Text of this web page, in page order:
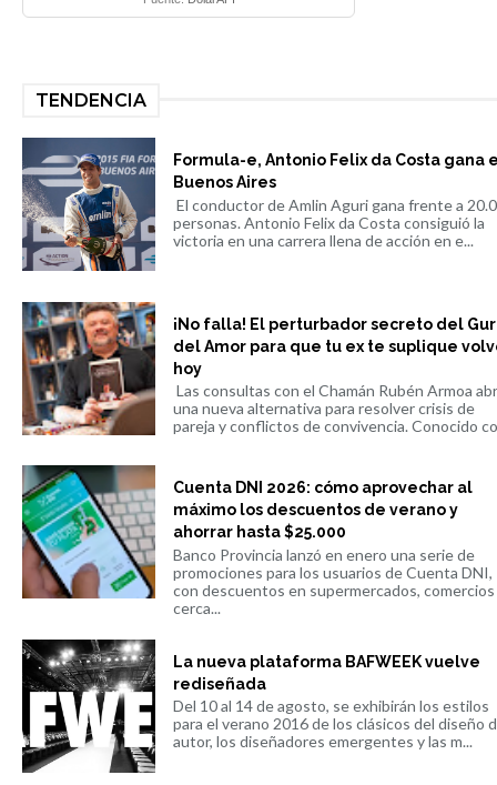
TENDENCIA
Formula-e, Antonio Felix da Costa gana
Buenos Aires
El conductor de Amlin Aguri gana frente a
personas. Antonio Felix da Costa consiguió la
victoria en una carrera llena de acción en e...
¡No falla! El perturbador secreto del
del Amor para que tu ex te suplique
hoy
Las consultas con el Chamán Rubén Armoa
una nueva alternativa para resolver crisis de
pareja y conflictos de convivencia. Conocido
Cuenta DNI 2026: cómo aprovechar al
máximo los descuentos de verano y
ahorrar hasta $25.000
Banco Provincia lanzó en enero una serie de
promociones para los usuarios de Cuenta DNI,
con descuentos en supermercados,
cerca...
La nueva plataforma BAFWEEK vuelve
rediseñada
Del 10 al 14 de agosto, se exhibirán los estilos
para el verano 2016 de los clásicos del diseño
autor, los diseñadores emergentes y las m...